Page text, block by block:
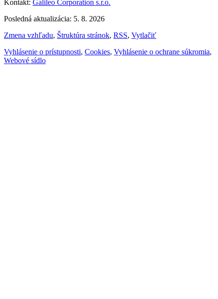
Kontakt: Galileo Corporation s.r.o.
Posledná aktualizácia: 5. 8. 2026
Zmena vzhľadu, Štruktúra stránok, RSS, Vytlačiť
Vyhlásenie o prístupnosti, Cookies, Vyhlásenie o ochrane súkromia,
Webové sídlo